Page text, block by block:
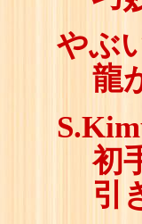
やぶ
龍
初
引